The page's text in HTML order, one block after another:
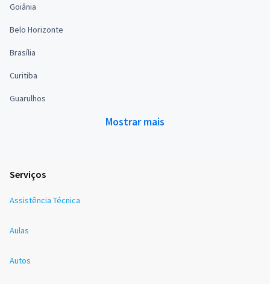
Goiânia
Belo Horizonte
Brasília
Curitiba
Guarulhos
Mostrar mais
Serviços
Assistência Técnica
Aulas
Autos